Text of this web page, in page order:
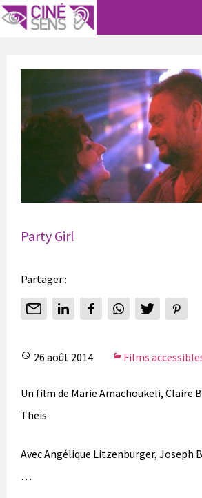
Party Girl
Partager :
26 août 2014 Films
Un film de Marie Amachoukeli, Claire
Theis
AvecAngélique Litzenburger, Joseph
…